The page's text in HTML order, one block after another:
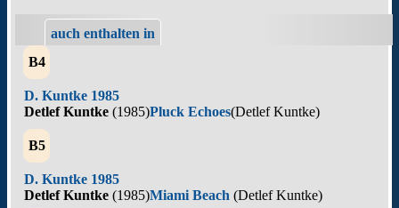
auch enthalten in
B4
D. Kuntke 1985
Detlef Kuntke (1985)Pluck Echoes(Detlef Kuntke)
B5
D. Kuntke 1985
Detlef Kuntke (1985)Miami Beach (Detlef Kuntke)